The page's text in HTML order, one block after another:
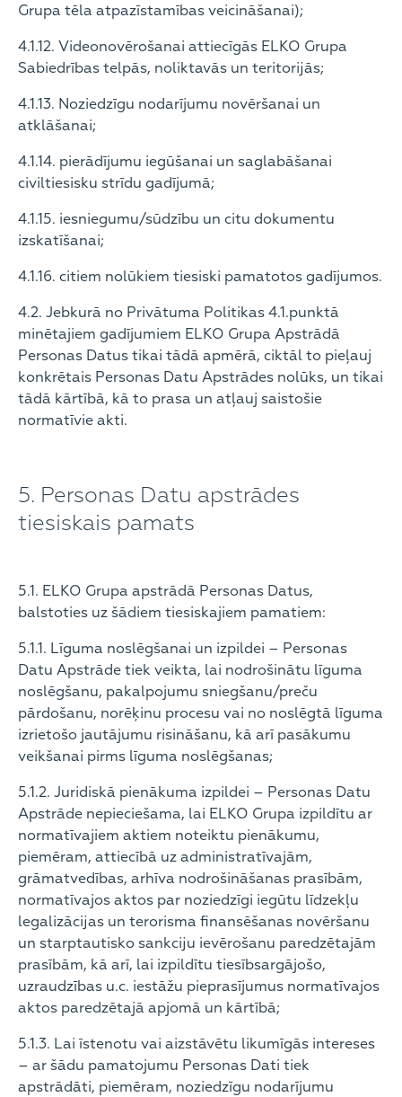
Grupa tēla atpazīstamības veicināšanai);
4.1.12. Videonovērošanai attiecīgās ELKO Grupa
Sabiedrības telpās, noliktavās un teritorijās;
4.1.13. Noziedzīgu nodarījumu novēršanai un
atklāšanai;
4.1.14. pierādījumu iegūšanai un saglabāšanai
civiltiesisku strīdu gadījumā;
4.1.15. iesniegumu/sūdzību un citu dokumentu
izskatīšanai;
4.1.16. citiem nolūkiem tiesiski pamatotos gadījumos.
4.2. Jebkurā no Privātuma Politikas 4.1.punktā
minētajiem gadījumiem ELKO Grupa Apstrādā
Personas Datus tikai tādā apmērā, ciktāl to pieļauj
konkrētais Personas Datu Apstrādes nolūks, un tikai
tādā kārtībā, kā to prasa un atļauj saistošie
normatīvie akti.
5. Personas Datu apstrādes
tiesiskais pamats
5.1. ELKO Grupa apstrādā Personas Datus,
balstoties uz šādiem tiesiskajiem pamatiem:
5.1.1. Līguma noslēgšanai un izpildei – Personas
Datu Apstrāde tiek veikta, lai nodrošinātu līguma
noslēgšanu, pakalpojumu sniegšanu/preču
pārdošanu, norēķinu procesu vai no noslēgtā līguma
izrietošo jautājumu risināšanu, kā arī pasākumu
veikšanai pirms līguma noslēgšanas;
5.1.2. Juridiskā pienākuma izpildei – Personas Datu
Apstrāde nepieciešama, lai ELKO Grupa izpildītu ar
normatīvajiem aktiem noteiktu pienākumu,
piemēram, attiecībā uz administratīvajām,
grāmatvedības, arhīva nodrošināšanas prasībām,
normatīvajos aktos par noziedzīgi iegūtu līdzekļu
legalizācijas un terorisma finansēšanas novēršanu
un starptautisko sankciju ievērošanu paredzētajām
prasībām, kā arī, lai izpildītu tiesībsargājošo,
uzraudzības u.c. iestāžu pieprasījumus normatīvajos
aktos paredzētajā apjomā un kārtībā;
5.1.3. Lai īstenotu vai aizstāvētu likumīgās intereses
– ar šādu pamatojumu Personas Dati tiek
apstrādāti, piemēram, noziedzīgu nodarījumu